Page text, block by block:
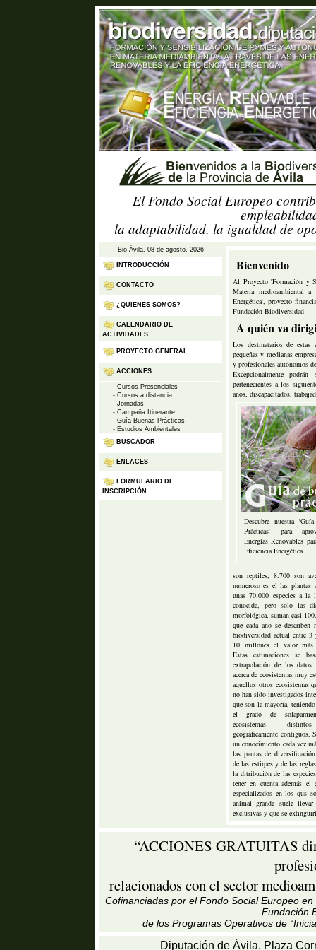
El Fondo Social Europeo
la adaptabilidad, la igualdad de
Bio-Ávila, 08 de agosto, 2026
INTRODUCCIÓN
CONTACTO
¿QUIENES SOMOS?
CALENDARIO DE
ACTIVIDADES
PROYECTO GENERAL
ACCIONES
- Cursos Presenciales
- Cursos a distancia
- Jornadas
- Campaña Itinerante
- Guía Buenas Prácticas
- Estudios Ambientales
BUSCADOR
ENLACES
FORMULARIO DE
INSCRIPCIÓN
Bienvenido
Al Proyecto 'Formación y
Materia medioambiental
Energética', proyecto
Fundación Biodiversidad
A quién va
Los destinatarios de estas
pequeñas y medianas
y profesionales autónomos
Excepcionalmente podrán
pertenecientes a los
años, discapacitados,
Descubre nuestra
Prácticas' para
Energías Renovables
Eficiencia Energética.
son reptiles, 8.700 son
numeroso es el las plantas
unas 70.000 especies a
conocida, pero sólo las
morfológica, suman casi
que cada año se describen
biodiversidad actual entre
10 millones el valor más
Estas estimaciones se
extrapolación de los datos
acerca de ecosistemas muy
aquellos otros ecosistemas
no han sido investigados
que son la mayoría,
el grado de
ecosistemas
geográficamente contiguos.
un conocimiento cada vez
las pautas de
de las estirpes y de las
la ditribución de las
tener en cuenta además el
especializados en los qus
animal grande suele
exclusivas y que se
“ACCIONES GRATUITAS
relacionados con el sector
Cofinanciadas por el Fondo Social Europeo
Fundación
de los Programas Operativos de
Diputación de Ávila, Plaza